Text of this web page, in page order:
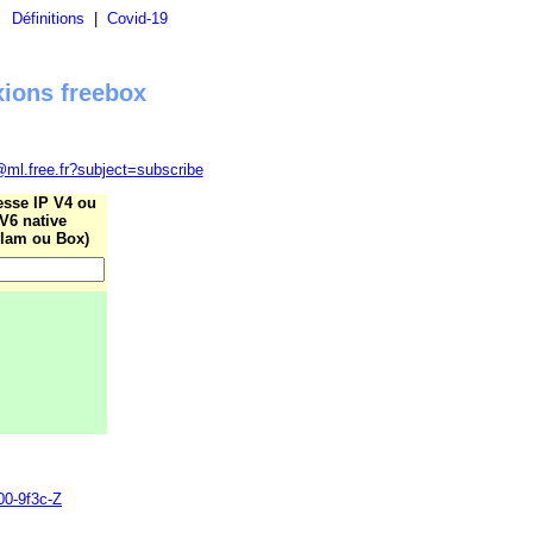
Définitions Covid-19
freebox
IP V4 ou
V6 native
ou Box)
9f3c-Z